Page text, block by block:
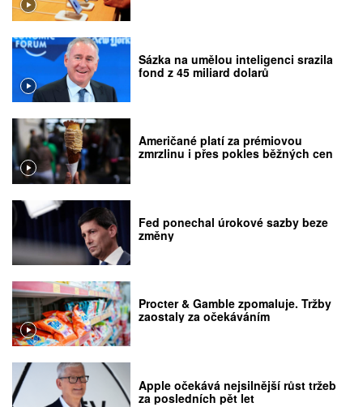
Sázka na umělou inteligenci srazila
fond z 45 miliard dolarů
Američané platí za prémiovou
zmrzlinu i přes pokles běžných cen
Fed ponechal úrokové sazby beze
změny
Procter & Gamble zpomaluje. Tržby
zaostaly za očekáváním
Apple očekává nejsilnější růst tržeb
za posledních pět let